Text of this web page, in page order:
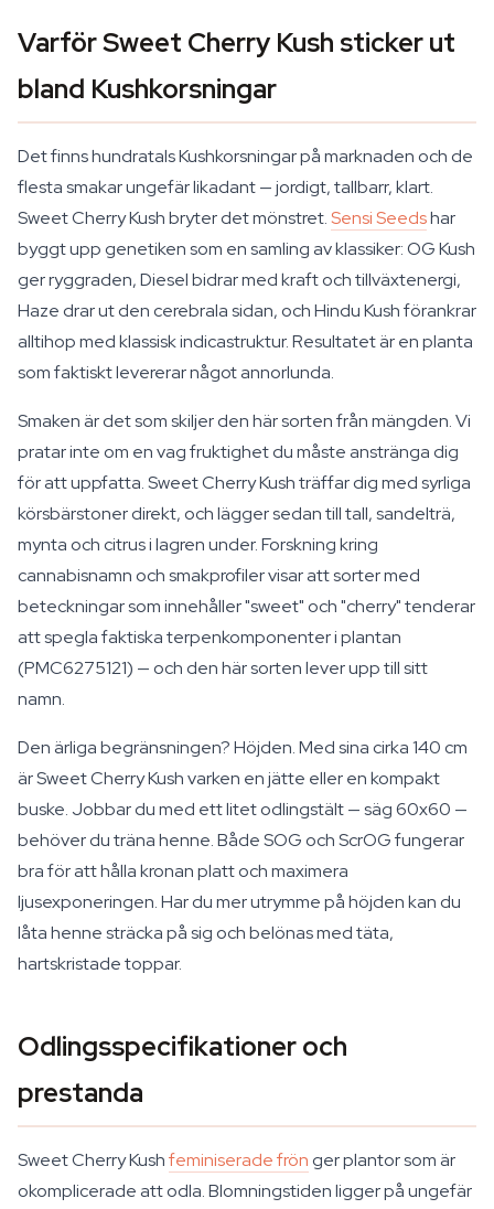
Varför Sweet Cherry Kush sticker ut
bland Kushkorsningar
Det finns hundratals Kushkorsningar på marknaden och de
flesta smakar ungefär likadant — jordigt, tallbarr, klart.
Sweet Cherry Kush bryter det mönstret.Sensi Seedshar
byggt upp genetiken som en samling av klassiker: OG Kush
ger ryggraden, Diesel bidrar med kraft och tillväxtenergi,
Haze drar ut den cerebrala sidan, och Hindu Kush förankrar
alltihop med klassisk indicastruktur. Resultatet är en planta
som faktiskt levererar något annorlunda.
Smaken är det som skiljer den här sorten från mängden. Vi
pratar inte om en vag fruktighet du måste anstränga dig
för att uppfatta. Sweet Cherry Kush träffar dig med syrliga
körsbärstoner direkt, och lägger sedan till tall, sandelträ,
mynta och citrus i lagren under. Forskning kring
cannabisnamn och smakprofiler visar att sorter med
beteckningar som innehåller "sweet" och "cherry" tenderar
att spegla faktiska terpenkomponenter i plantan
(PMC6275121) — och den här sorten lever upp till sitt
namn.
Den ärliga begränsningen? Höjden. Med sina cirka 140 cm
är Sweet Cherry Kush varken en jätte eller en kompakt
buske. Jobbar du med ett litet odlingstält — säg 60x60 —
behöver du träna henne. Både SOG och ScrOG fungerar
bra för att hålla kronan platt och maximera
ljusexponeringen. Har du mer utrymme på höjden kan du
låta henne sträcka på sig och belönas med täta,
hartskristade toppar.
Odlingsspecifikationer och
prestanda
Sweet Cherry Kushfeminiserade frön ger plantor som är
okomplicerade att odla. Blomningstiden ligger på ungefär